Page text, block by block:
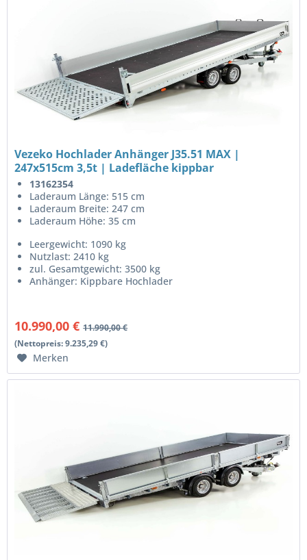
Vezeko Hochlader Anhänger J35.51 MAX |
247x515cm 3,5t | Ladefläche kippbar
13162354
Laderaum Länge: 515 cm
Laderaum Breite: 247 cm
Laderaum Höhe: 35 cm
Leergewicht: 1090 kg
Nutzlast: 2410 kg
zul. Gesamtgewicht: 3500 kg
Anhänger: Kippbare Hochlader
10.990,00 € 11.990,00 €
(Nettopreis: 9.235,29 €)
Merken